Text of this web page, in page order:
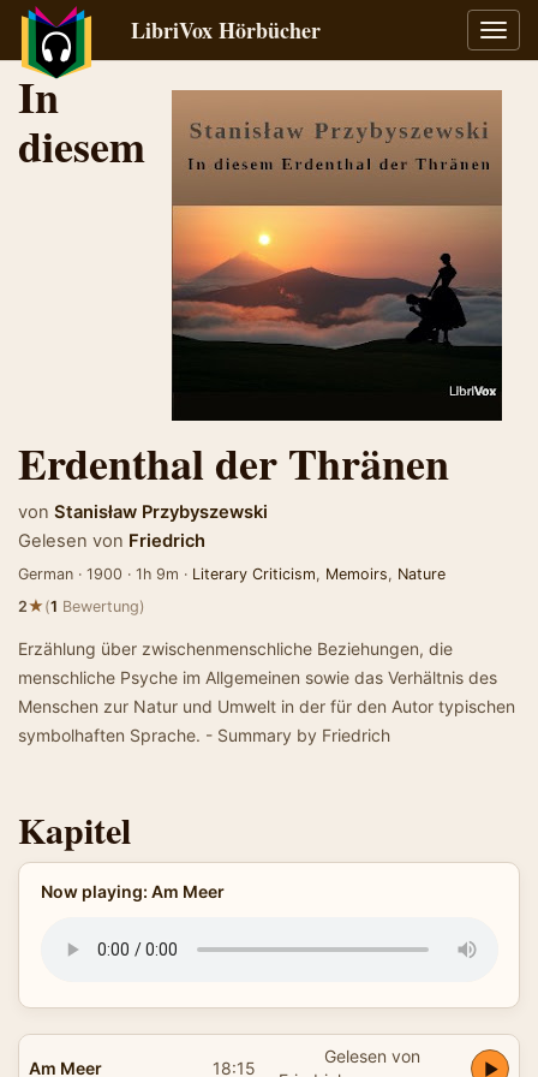
LibriVox Hörbücher
In
diesem
Erdenthal der Thränen
von Stanisław Przybyszewski
Gelesen von Friedrich
German · 1900 · 1h 9m · Literary Criticism, Memoirs, Nature
2★(1 Bewertung)
Erzählung über zwischenmenschliche Beziehungen, die
menschliche Psyche im Allgemeinen sowie das Verhältnis des
Menschen zur Natur und Umwelt in der für den Autor typischen
symbolhaften Sprache. - Summary by Friedrich
Kapitel
Now playing: Am Meer
Am Meer 18:15
Gelesen von